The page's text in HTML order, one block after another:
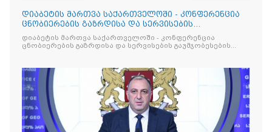
დიაბეტის მართვა საქართველოში - კონფერენცია
ცნობიერების გაზრდისა და სერვისების
გაუმჯობესების მიზნით
დიაბეტის მართვა საქართველოში - კონფერენცია
ცნობიერების გაზრდისა და სერვისების გაუმჯობესების